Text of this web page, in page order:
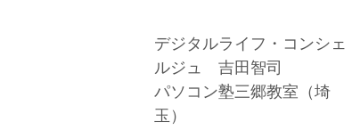
デジタルライフ・コンシェ
ルジュ　吉田智司
パソコン塾三郷教室（埼
玉）